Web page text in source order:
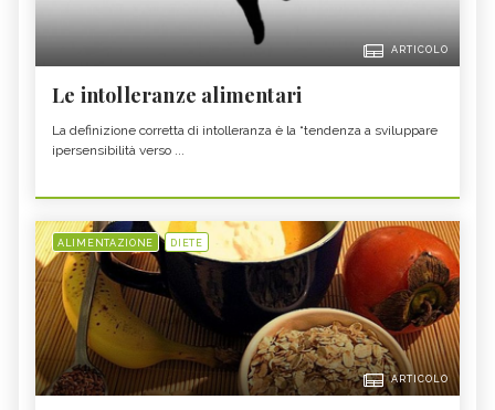
ARTICOLO
Le intolleranze alimentari
La definizione corretta di intolleranza è la “tendenza a sviluppare
ipersensibilità verso ...
ALIMENTAZIONE DIETE
ARTICOLO